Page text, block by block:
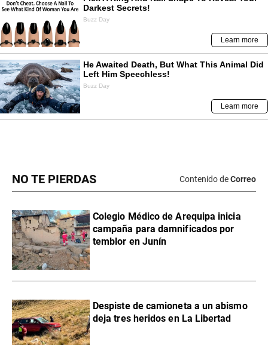
NO TE PIERDAS Contenido deCorreo
Colegio Médico de Arequipa inicia
campaña para damnificados por
temblor en Junín
Despiste de camioneta a un abismo
deja tres heridos en La Libertad